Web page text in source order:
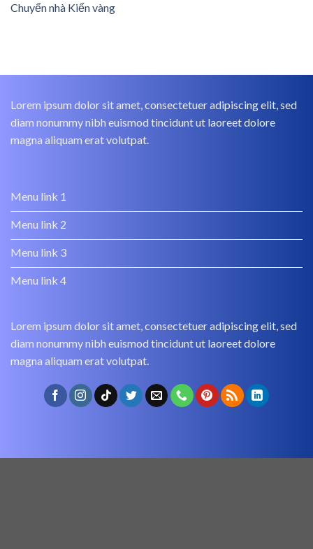
Chuyển nhà Kiến vàng
Lorem ipsum dolor sit amet, consectetuer adipiscing elit, sed
diam nonummy nibh euismod tincidunt ut laoreet dolore
magna aliquam erat volutpat.
Menu link 1
Menu link 2
Menu link 3
Menu link 4
Lorem ipsum dolor sit amet, consectetuer adipiscing elit, sed
diam nonummy nibh euismod tincidunt ut laoreet dolore
magna aliquam erat volutpat.